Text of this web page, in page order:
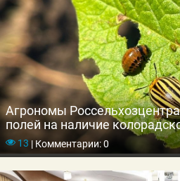
Агрономы
полей на наличие
13 |Комментарии: 0